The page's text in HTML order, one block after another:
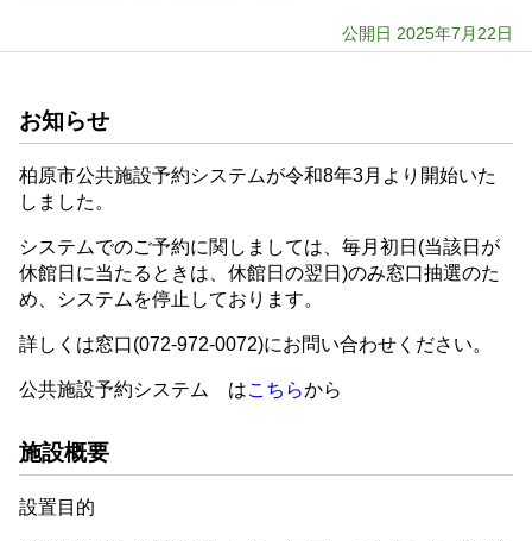
公開日 2025年7月22日
お知らせ
柏原市公共施設予約システムが令和8年3月より開始いた
しました。
システムでのご予約に関しましては、毎月初日(当該日が
休館日に当たるときは、休館日の翌日)のみ窓口抽選のた
め、システムを停止しております。
詳しくは窓口(072-972-0072)にお問い合わせください。
公共施設予約システム はこちらから
施設概要
設置目的